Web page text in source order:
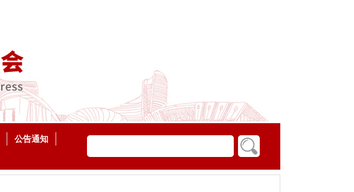
公告通知